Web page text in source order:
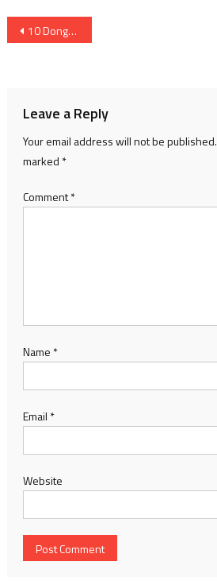
Post
10 Donghua & Anime Like Dragon’s Disciple (Long Cô Yanyi)
Leave a Reply
Your email address will not be published.
marked *
Comment*
Name *
Email *
Website